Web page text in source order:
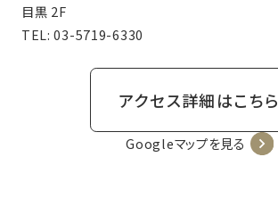
目黒 2F
TEL:03-5719-6330
アクセス詳細はこちら
Googleマップを見る